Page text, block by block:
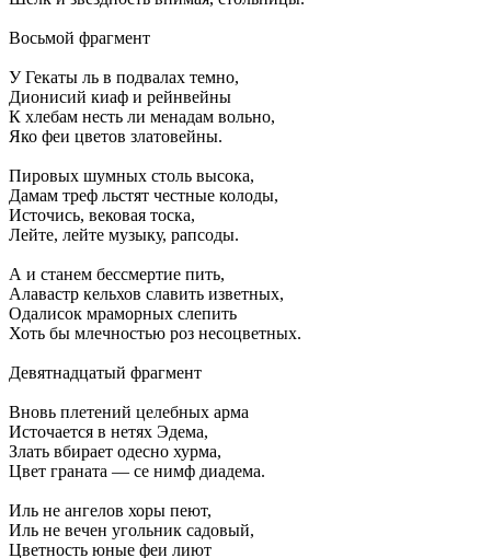
Восьмой фрагмент
У Гекаты ль в подвалах темно,
Дионисий киаф и рейнвейны
К хлебам несть ли менадам вольно,
Яко феи цветов златовейны.
Пировых шумных столь высока,
Дамам треф льстят честные колоды,
Источись, вековая тоска,
Лейте, лейте музыку, рапсоды.
А и станем бессмертие пить,
Алавастр кельхов славить изветных,
Одалисок мраморных слепить
Хоть бы млечностью роз несоцветных.
Девятнадцатый фрагмент
Вновь плетений целебных арма
Источается в нетях Эдема,
Злать вбирает одесно хурма,
Цвет граната — се нимф диадема.
Иль не ангелов хоры пеют,
Иль не вечен угольник садовый,
Цветность юные феи лиют